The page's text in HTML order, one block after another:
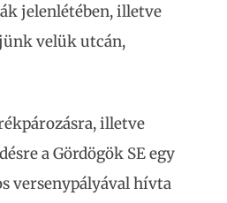
jelenlétében, illetve
velük utcán,
illetve
a Gördögök SE egy
versenypályával hívta